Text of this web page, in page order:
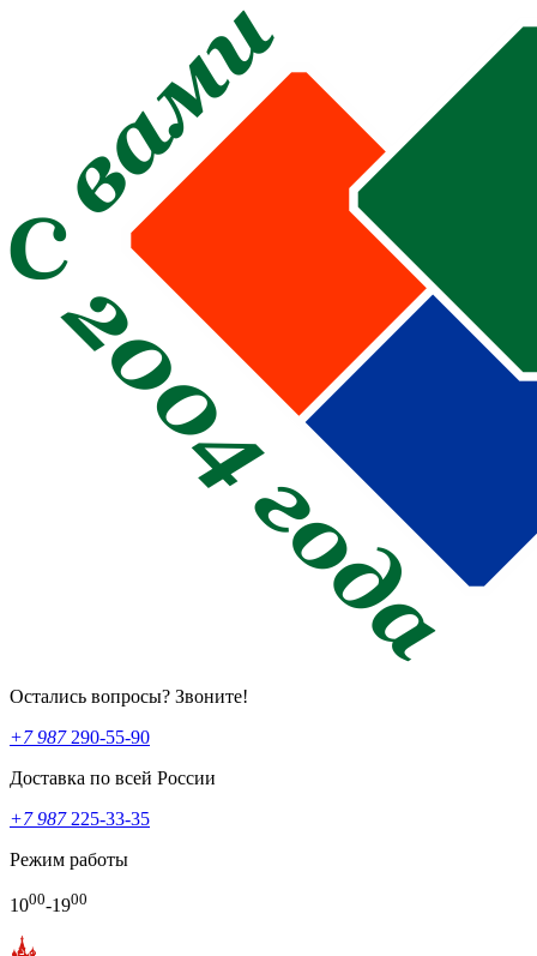
Остались вопросы? Звоните!
+7 987290-55-90
Доставка по всей России
+7 987225-33-35
Режим работы
1000-1900